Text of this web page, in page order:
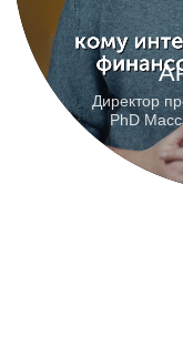
Узнать, какие
входят в
и какие
навыки вы